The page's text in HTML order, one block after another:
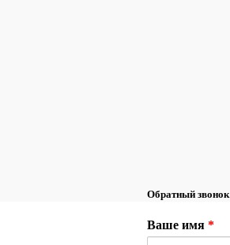
Обратный звонок
Ваше имя*